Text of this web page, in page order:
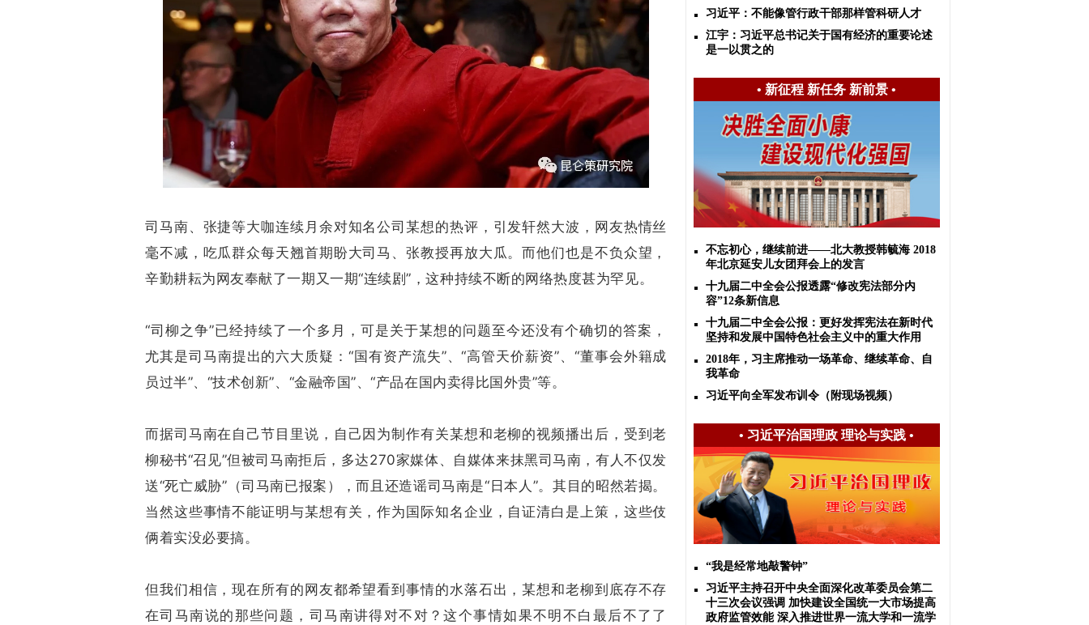
司马南、张捷等大咖连续月余对知名公司某想的热评，引发轩然大波，网友热情丝
毫不减，吃瓜群众每天翘首期盼大司马、张教授再放大瓜。而他们也是不负众望，
辛勤耕耘为网友奉献了一期又一期“连续剧”，这种持续不断的网络热度甚为罕见。
“司柳之争”已经持续了一个多月，可是关于某想的问题至今还没有个确切的答案，
尤其是司马南提出的六大质疑：“国有资产流失”、“高管天价薪资”、“董事会外籍成
员过半”、“技术创新”、“金融帝国”、“产品在国内卖得比国外贵”等。
而据司马南在自己节目里说，自己因为制作有关某想和老柳的视频播出后，受到老
柳秘书“召见”但被司马南拒后，多达270家媒体、自媒体来抹黑司马南，有人不仅发
送“死亡威胁”（司马南已报案），而且还造谣司马南是“日本人”。其目的昭然若揭。
当然这些事情不能证明与某想有关，作为国际知名企业，自证清白是上策，这些伎
俩着实没必要搞。
但我们相信，现在所有的网友都希望看到事情的水落石出，某想和老柳到底存不存
在司马南说的那些问题，司马南讲得对不对？这个事情如果不明不白最后不了了
习近平：不能像管行政干部那样管科研人才
江宇：习近平总书记关于国有经济的重要论述
是一以贯之的
• 新征程 新任务 新前景•
不忘初心，继续前进——北大教授韩毓海 2018
年北京延安儿女团拜会上的发言
十九届二中全会公报透露“修改宪法部分内
容”12条新信息
十九届二中全会公报：更好发挥宪法在新时代
坚持和发展中国特色社会主义中的重大作用
2018年，习主席推动一场革命、继续革命、自
我革命
习近平向全军发布训令（附现场视频）
• 习近平治国理政 理论与实践•
“我是经常地敲警钟”
习近平主持召开中央全面深化改革委员会第二
十三次会议强调 加快建设全国统一大市场提高
政府监管效能 深入推进世界一流大学和一流学